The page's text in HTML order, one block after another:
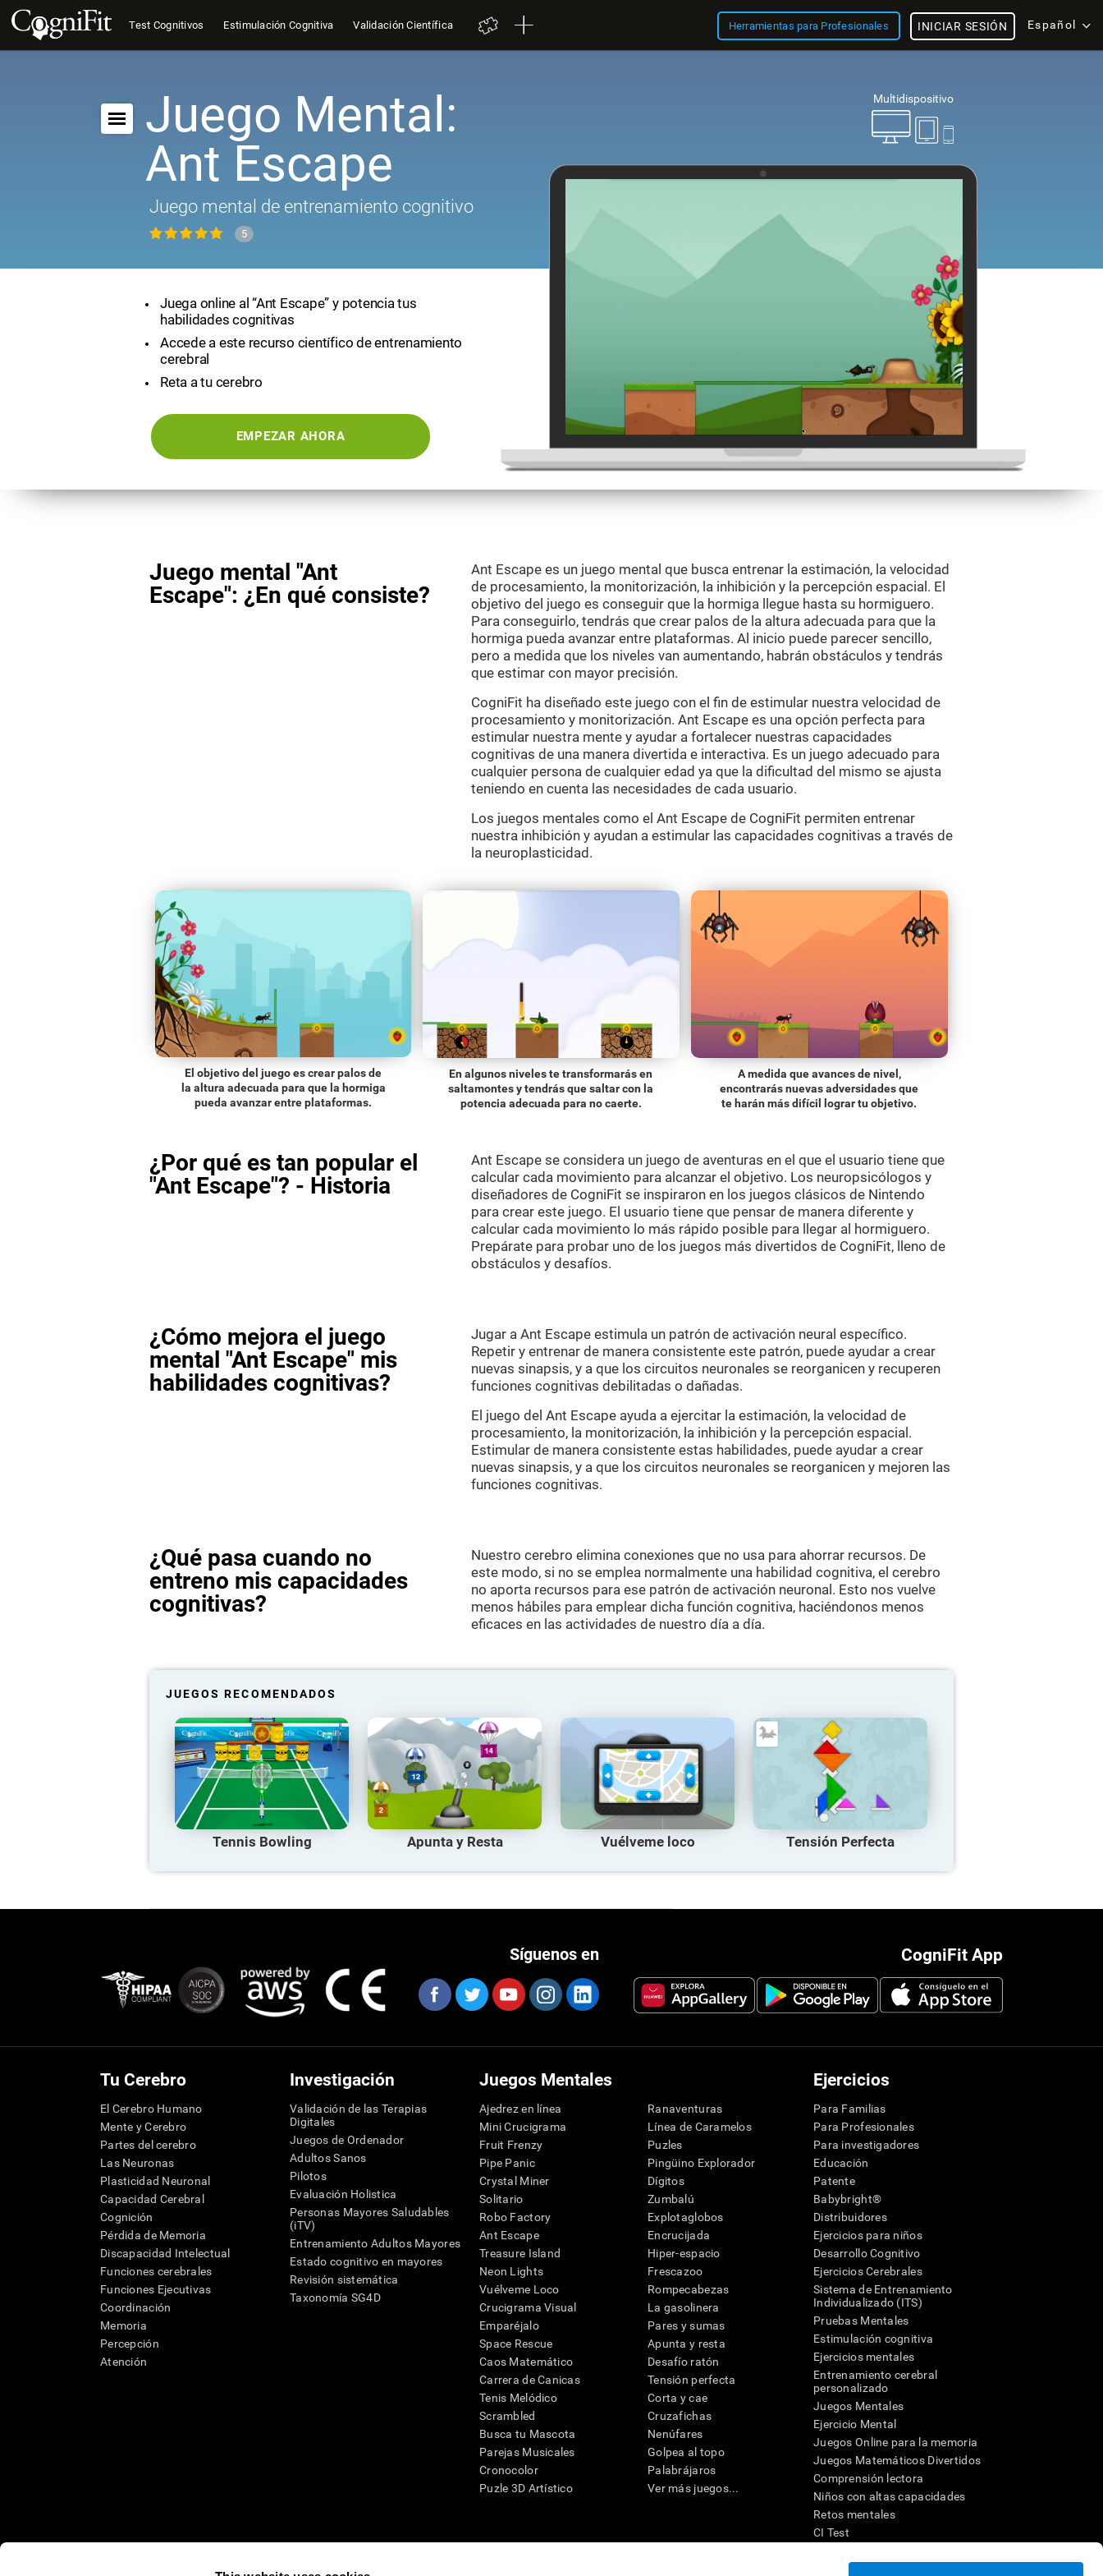
Test Cognitivos Estimulación Cognitiva Validación Científica Herramientas para Profesionales Español
INICIAR SESIÓN
Multidispositivo
Juego Mental:
Ant Escape
Juego mental de entrenamiento cognitivo
5
Juega online al “Ant Escape” y potencia tus
habilidades cognitivas
Accede a este recurso científico de entrenamiento
cerebral
Reta a tu cerebro
EMPEZAR AHORA
Juego mental "Ant
Escape": ¿En qué consiste?
Ant Escape es un juego mental que busca entrenar la estimación, la velocidad
de procesamiento, la monitorización, la inhibición y la percepción espacial. El
objetivo del juego es conseguir que la hormiga llegue hasta su hormiguero.
Para conseguirlo, tendrás que crear palos de la altura adecuada para que la
hormiga pueda avanzar entre plataformas. Al inicio puede parecer sencillo,
pero a medida que los niveles van aumentando, habrán obstáculos y tendrás
que estimar con mayor precisión.
CogniFit ha diseñado este juego con el fin de estimular nuestra velocidad de
procesamiento y monitorización. Ant Escape es una opción perfecta para
estimular nuestra mente y ayudar a fortalecer nuestras capacidades
cognitivas de una manera divertida e interactiva. Es un juego adecuado para
cualquier persona de cualquier edad ya que la dificultad del mismo se ajusta
teniendo en cuenta las necesidades de cada usuario.
Los juegos mentales como el Ant Escape de CogniFit permiten entrenar
nuestra inhibición y ayudan a estimular las capacidades cognitivas a través de
la neuroplasticidad.
El objetivo del juego es crear palos de
la altura adecuada para que la hormiga
pueda avanzar entre plataformas.
En algunos niveles te transformarás en
saltamontes y tendrás que saltar con la
potencia adecuada para no caerte.
A medida que avances de nivel,
encontrarás nuevas adversidades que
te harán más difícil lograr tu objetivo.
¿Por qué es tan popular el
"Ant Escape"? - Historia
Ant Escape se considera un juego de aventuras en el que el usuario tiene que
calcular cada movimiento para alcanzar el objetivo. Los neuropsicólogos y
diseñadores de CogniFit se inspiraron en los juegos clásicos de Nintendo
para crear este juego. El usuario tiene que pensar de manera diferente y
calcular cada movimiento lo más rápido posible para llegar al hormiguero.
Prepárate para probar uno de los juegos más divertidos de CogniFit, lleno de
obstáculos y desafíos.
¿Cómo mejora el juego
mental "Ant Escape" mis
habilidades cognitivas?
Jugar a Ant Escape estimula un patrón de activación neural específico.
Repetir y entrenar de manera consistente este patrón, puede ayudar a crear
nuevas sinapsis, y a que los circuitos neuronales se reorganicen y recuperen
funciones cognitivas debilitadas o dañadas.
El juego del Ant Escape ayuda a ejercitar la estimación, la velocidad de
procesamiento, la monitorización, la inhibición y la percepción espacial.
Estimular de manera consistente estas habilidades, puede ayudar a crear
nuevas sinapsis, y a que los circuitos neuronales se reorganicen y mejoren las
funciones cognitivas.
¿Qué pasa cuando no
entreno mis capacidades
cognitivas?
Nuestro cerebro elimina conexiones que no usa para ahorrar recursos. De
este modo, si no se emplea normalmente una habilidad cognitiva, el cerebro
no aporta recursos para ese patrón de activación neuronal. Esto nos vuelve
menos hábiles para emplear dicha función cognitiva, haciéndonos menos
eficaces en las actividades de nuestro día a día.
JUEGOS RECOMENDADOS
Tennis Bowling Apunta y Resta Vuélveme loco Tensión Perfecta
CogniFit App
Síguenos en
Tu Cerebro
El Cerebro Humano
Mente y Cerebro
Partes del cerebro
Las Neuronas
Plasticidad Neuronal
Capacidad Cerebral
Cognición
Pérdida de Memoria
Discapacidad Intelectual
Funciones cerebrales
Funciones Ejecutivas
Coordinación
Memoria
Percepción
Atención
Investigación
Validación de las Terapias
Digitales
Juegos de Ordenador
Adultos Sanos
Pilotos
Evaluación Holistica
Personas Mayores Saludables
(iTV)
Entrenamiento Adultos Mayores
Estado cognitivo en mayores
Revisión sistemática
Taxonomía SG4D
Juegos Mentales
Ajedrez en línea
Mini Crucigrama
Fruit Frenzy
Pipe Panic
Crystal Miner
Solitario
Robo Factory
Ant Escape
Treasure Island
Neon Lights
Vuélveme Loco
Crucigrama Visual
Emparéjalo
Space Rescue
Caos Matemático
Carrera de Canicas
Tenis Melódico
Scrambled
Busca tu Mascota
Parejas Musicales
Cronocolor
Puzle 3D Artístico
Ranaventuras
Línea de Caramelos
Puzles
Pingüino Explorador
Dígitos
Zumbalú
Explotaglobos
Encrucijada
Hiper-espacio
Frescazoo
Rompecabezas
La gasolinera
Pares y sumas
Apunta y resta
Desafío ratón
Tensión perfecta
Corta y cae
Cruzafichas
Nenúfares
Golpea al topo
Palabrájaros
Ver más juegos...
Ejercicios
Para Familias
Para Profesionales
Para investigadores
Educación
Patente
Babybright®
Distribuidores
Ejercicios para niños
Desarrollo Cognitivo
Ejercicios Cerebrales
Sistema de Entrenamiento
Individualizado (ITS)
Pruebas Mentales
Estimulación cognitiva
Ejercicios mentales
Entrenamiento cerebral
personalizado
Juegos Mentales
Ejercicio Mental
Juegos Online para la memoria
Juegos Matemáticos Divertidos
Comprensión lectora
Niños con altas capacidades
Retos mentales
CI Test